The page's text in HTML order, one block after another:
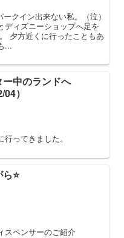
クイン出来ない私。（泣）
ディズニーショップへ足を
夕方近くに行ったこともあ
...
ー中のランドへ
）
ってきました。
⭐️
スペンサーのご紹介